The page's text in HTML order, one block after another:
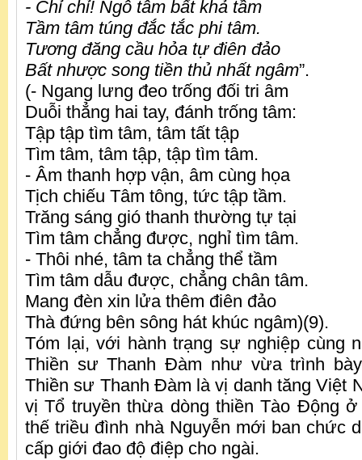
- Chỉ chỉ! Ngô tâm bất khả tầm
Tầm tâm túng đắc tắc phi tâm.
Tương đăng cầu hỏa tự điên đảo
Bất nhược song tiền thủ nhất ngâm”.
(- Ngang lưng đeo trống đối tri âm
Duỗi thẳng hai tay, đánh trống tâm:
Tập tập tìm tâm, tâm tất tập
Tìm tâm, tâm tập, tập tìm tâm.
- Âm thanh hợp vận, âm cùng họa
Tịch chiếu Tâm tông, tức tập tầm.
Trăng sáng gió thanh thường tự tại
Tìm tâm chẳng được, nghỉ tìm tâm.
- Thôi nhé, tâm ta chẳng thể tầm
Tìm tâm dẫu được, chẳng chân tâm.
Mang đèn xin lửa thêm điên đảo
Thà đứng bên sông hát khúc ngâm)(9).
Tóm lại, với hành trạng sự nghiệp cùng
Thiền sư Thanh Đàm như vừa trình
Thiền sư Thanh Đàm là vị danh tăng Việt
vị Tổ truyền thừa dòng thiền Tào Động
thế triều đình nhà Nguyễn mới ban chức
cấp giới đao độ điệp cho ngài.